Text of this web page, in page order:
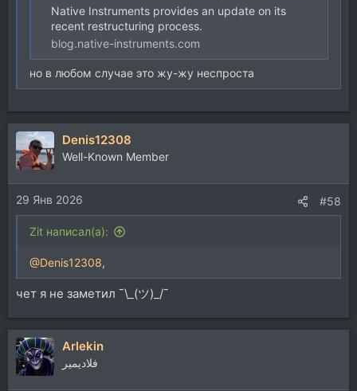
Native Instruments provides an update on its
recent restructuring process.
blog.native-instruments.com
но в любом случае это жу-жу неспроста
Denis12308
Well-Known Member
29 Янв 2026 #58
Zit написал(а):
@Denis12308,
чет я не заметил ¯\_(ツ)_/¯
Arlekin
فلاديمير